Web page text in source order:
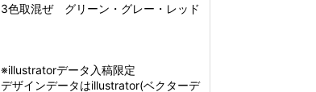
3色取混ぜ グリーン・グレー・レッド
※illustratorデータ入稿限定
デザインデータはillustrator(ベクターデ